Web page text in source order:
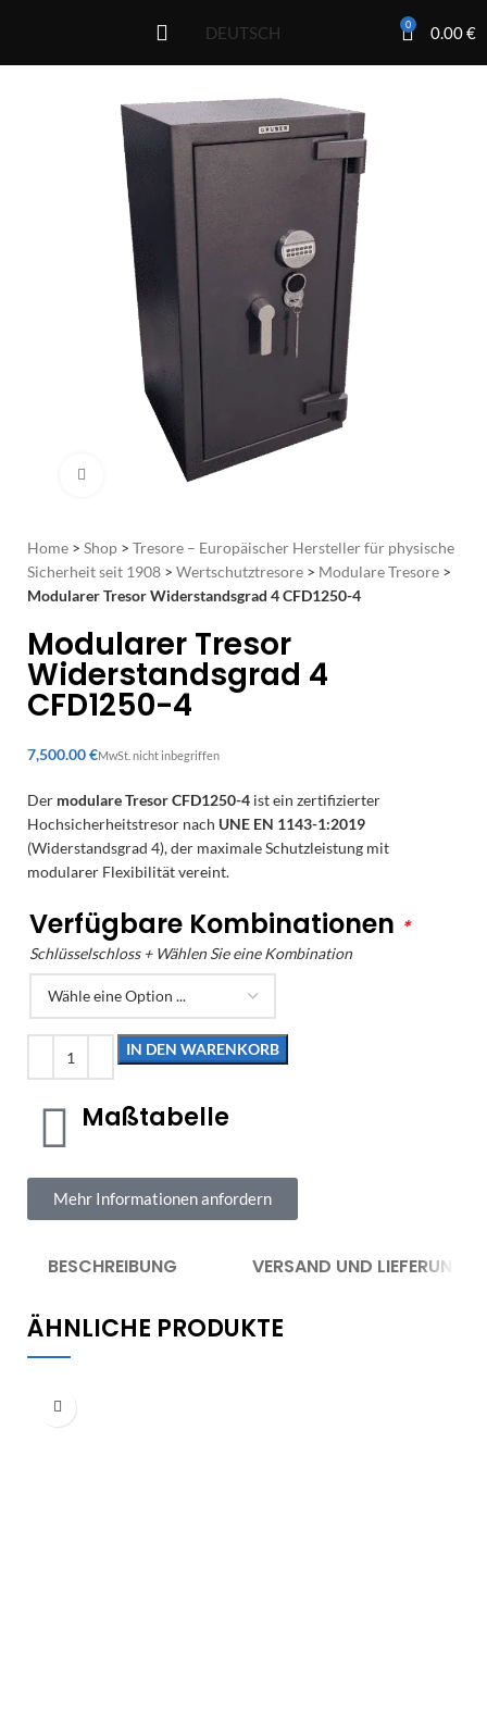
DEUTSCH 0 0.00€
Click to enlarge
Home > Shop > Tresore – Europäischer Hersteller für physische
Sicherheit seit 1908 > Wertschutztresore > Modulare Tresore >
Modularer Tresor Widerstandsgrad 4 CFD1250-4
Modularer Tresor
Widerstandsgrad 4
CFD1250-4
€
Der modulare Tresor CFD1250-4 ist ein zertifizierter
Hochsicherheitstresor nach UNE EN 1143-1:2019
(Widerstandsgrad 4), der maximale Schutzleistung mit
modularer Flexibilität vereint.
Verfügbare Kombinationen *
Schlüsselschloss + Wählen Sie eine Kombination
IN DEN WARENKORB
Maßtabelle
Mehr Informationen anfordern
BESCHREIBUNG VERSAND UND LIEFERUNG
ÄHNLICHE PRODUKTE